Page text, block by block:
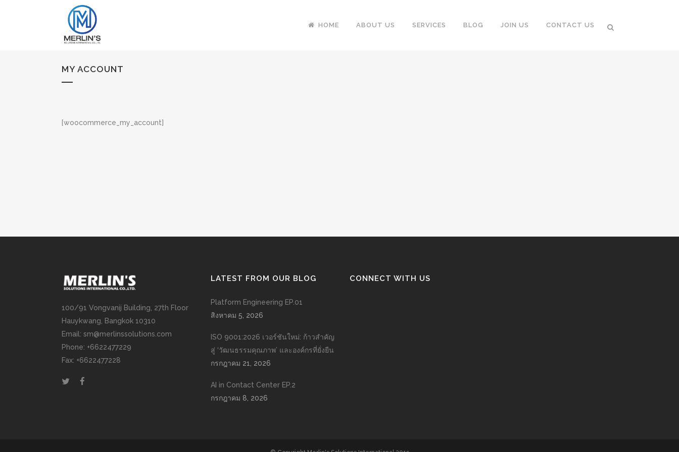
HOME ABOUT US SERVICES BLOG JOIN US CONTACT US
MY ACCOUNT
[woocommerce_my_account]
100/91 Vongvanij Building, 27th Floor
Hauykwang, Bangkok 10310
Email: sm@merlinssolutions.com
Phone: +6622477229
Fax: +6622477228
LATEST FROM OUR BLOG
Platform Engineering EP.01
สิงหาคม 5, 2026
ISO 9001:2026 เวอร์ชันใหม่: ก้าวสำคัญ
สู่ ‘วัฒนธรรมคุณภาพ’ และองค์กรที่ยั่งยืน
กรกฎาคม 21, 2026
AI in Contact Center EP.2
กรกฎาคม 8, 2026
CONNECT WITH US